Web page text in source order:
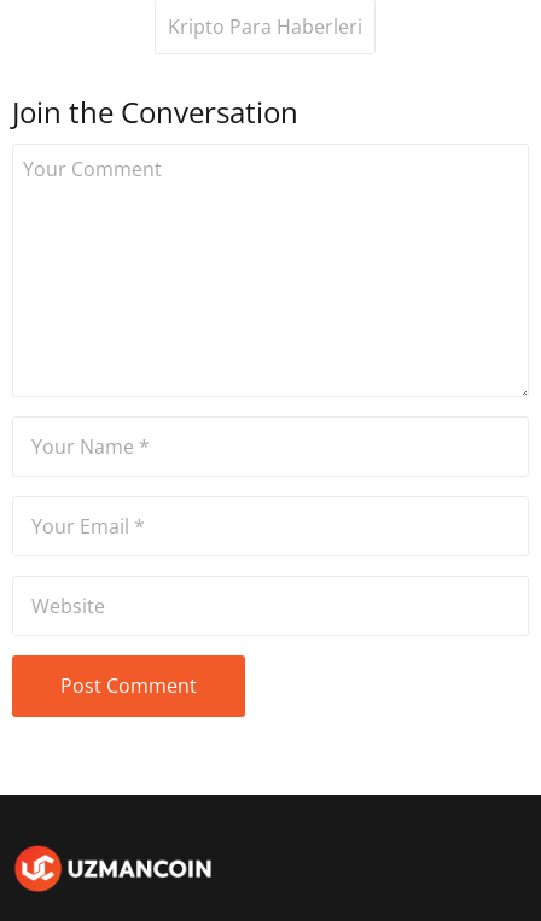
Kripto Para Haberleri
Join the Conversation